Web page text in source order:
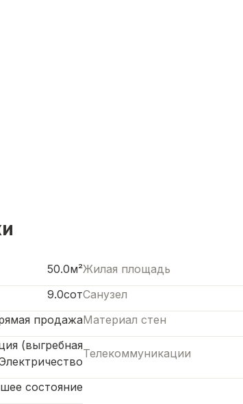
50.0м²Жилая площадь
9.0сотСанузел
продажаМатериал стен
(выгребная
Телекоммуникации
состояние